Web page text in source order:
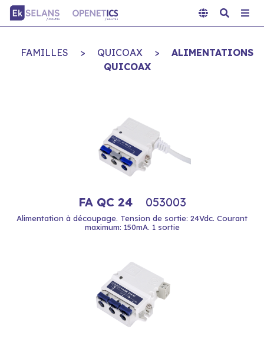
FAMILLES > QUICOAX >
ALIMENTATIONS
QUICOAX
FA QC 24 053003
Alimentation à découpage. Tension de sortie: 24Vdc. Courant
maximum: 150mA. 1 sortie